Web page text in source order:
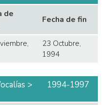
de
Fecha de fin
23 Octubre,
1994
1994-1997